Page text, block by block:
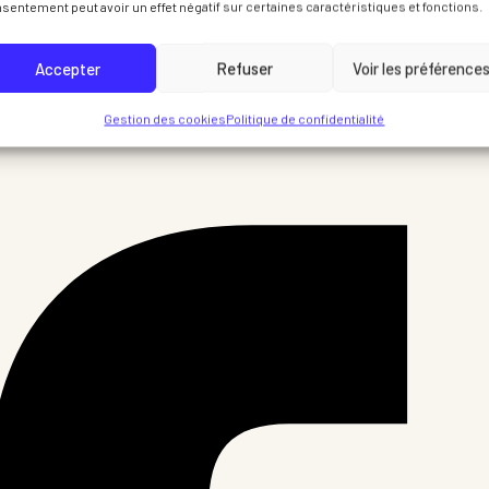
peut avoir un effet négatif sur certaines caractéristiques et fonctions.
Accepter Refuser Voir les préférences
Gestion des cookiesPolitique de confidentialité